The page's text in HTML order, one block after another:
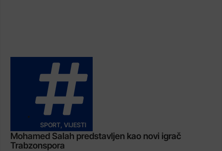
SPORT VIJESTI
Mohamed Salah predstavljen kao novi igrač
Trabzonspora